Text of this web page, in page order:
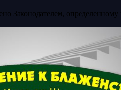
Законодателем,